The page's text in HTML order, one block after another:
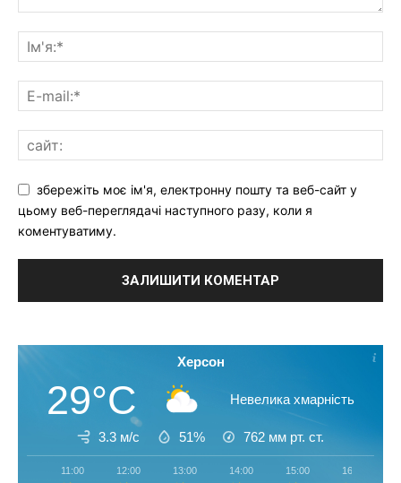
збережіть моє ім'я, електронну пошту та веб-сайт у
цьому веб-переглядачі наступного разу, коли я
коментуватиму.
Херсон
29°C Невелика хмарність
3.3 м/с 51% 762 мм рт. ст.
11:00 12:00 13:00 14:00 15:00 16:00